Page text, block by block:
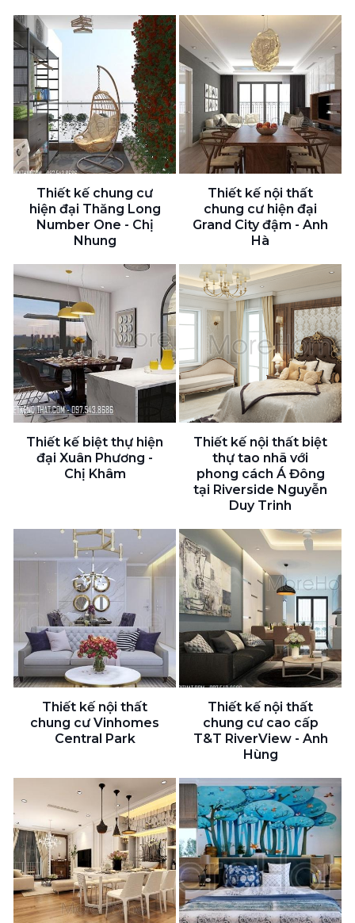
Thiết kế chung cư
hiện đại Thăng Long
Number One - Chị
Nhung
Thiết kế nội thất
chung cư hiện đại
Grand City đậm - Anh
Hà
Thiết kế biệt thự hiện
đại Xuân Phương -
Chị Khâm
Thiết kế nội thất biệt
thự tao nhã với
phong cách Á Đông
tại Riverside Nguyễn
Duy Trinh
Thiết kế nội thất
chung cư Vinhomes
Central Park
Thiết kế nội thất
chung cư cao cấp
T&T RiverView - Anh
Hùng